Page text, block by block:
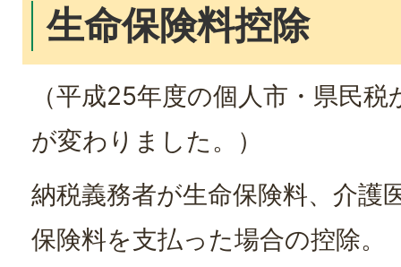
生命保険料控除
（平成25年度の個人市・県民
が変わりました。）
納税義務者が生命保険料、介護
保険料を支払った場合の控除。